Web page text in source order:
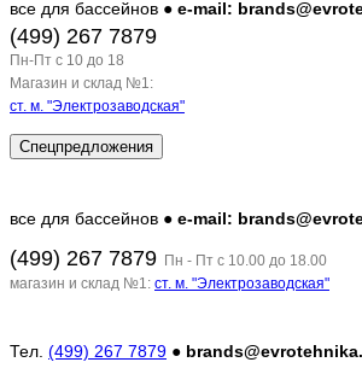
все для бассейнов ● e-mail:
(499) 267 7879
Пн-Пт c 10 до 18
Магазин и склад №1:
ст. м. "Электрозаводская"
Спецпредложения
все для бассейнов ● e-mail:
(499) 267 7879 Пн - Пт с 10.00 до 18.00
магазин и склад №1: ст. м. "Электрозаводская"
Тел. (499) 267 7879 ●